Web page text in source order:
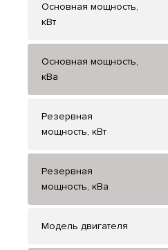
Основная мощность,
кВт
Основная мощность,
кВа
Резервная
мощность, кВт
Резервная
мощность, кВа
Модель двигателя